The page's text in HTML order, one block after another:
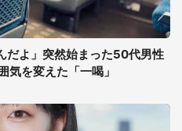
だよ」突然始まった50代男性
気を変えた「一喝」